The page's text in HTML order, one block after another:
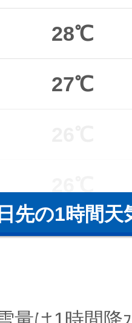
28℃
27℃
先の1時間天